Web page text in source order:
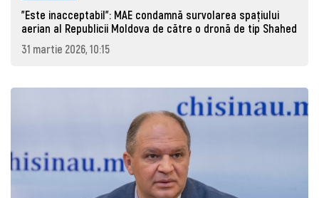
"Este inacceptabil": MAE condamnă survolarea spațiului
aerian al Republicii Moldova de către o dronă de tip Shahed
31 martie 2026, 10:15